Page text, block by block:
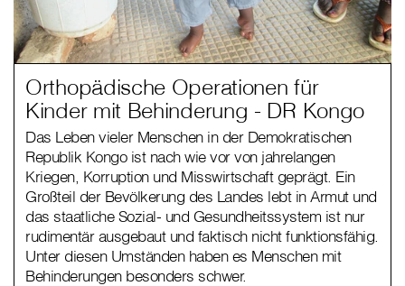
Orthopädische Operationen für
Kinder mit Behinderung - DR Kongo
Das Leben vieler Menschen in der Demokratischen
Republik Kongo ist nach wie vor von jahrelangen
Kriegen, Korruption und Misswirtschaft geprägt. Ein
Großteil der Bevölkerung des Landes lebt in Armut und
das staatliche Sozial- und Gesundheitssystem ist nur
rudimentär ausgebaut und faktisch nicht funktionsfähig.
Unter diesen Umständen haben es Menschen mit
Behinderungen besonders schwer.